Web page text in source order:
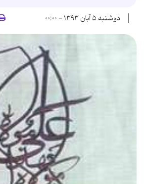
دوشنبه ۵ آبان ۱۳۹۳ - ۰۰:۰۰